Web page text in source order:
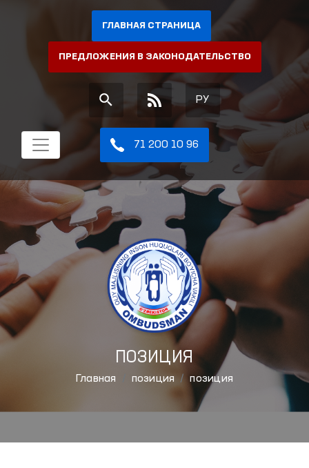
ГЛАВНАЯ СТРАНИЦА
ПРЕДЛОЖЕНИЯ В ЗАКОНОДАТЕЛЬСТВО
РУ
71 200 10 96
ПОЗИЦИЯ
Главная позиция позиция